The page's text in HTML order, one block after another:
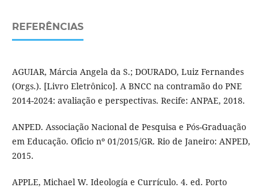
REFERÊNCIAS
AGUIAR, Márcia Angela da S.; DOURADO, Luiz Fernandes
(Orgs.). [Livro Eletrônico]. A BNCC na contramão do PNE
2014-2024: avaliação e perspectivas. Recife: ANPAE, 2018.
ANPED. Associação Nacional de Pesquisa e Pós-Graduação
em Educação. Oficio nº 01/2015/GR. Rio de Janeiro: ANPED,
2015.
APPLE, Michael W. Ideología e Currículo. 4. ed. Porto